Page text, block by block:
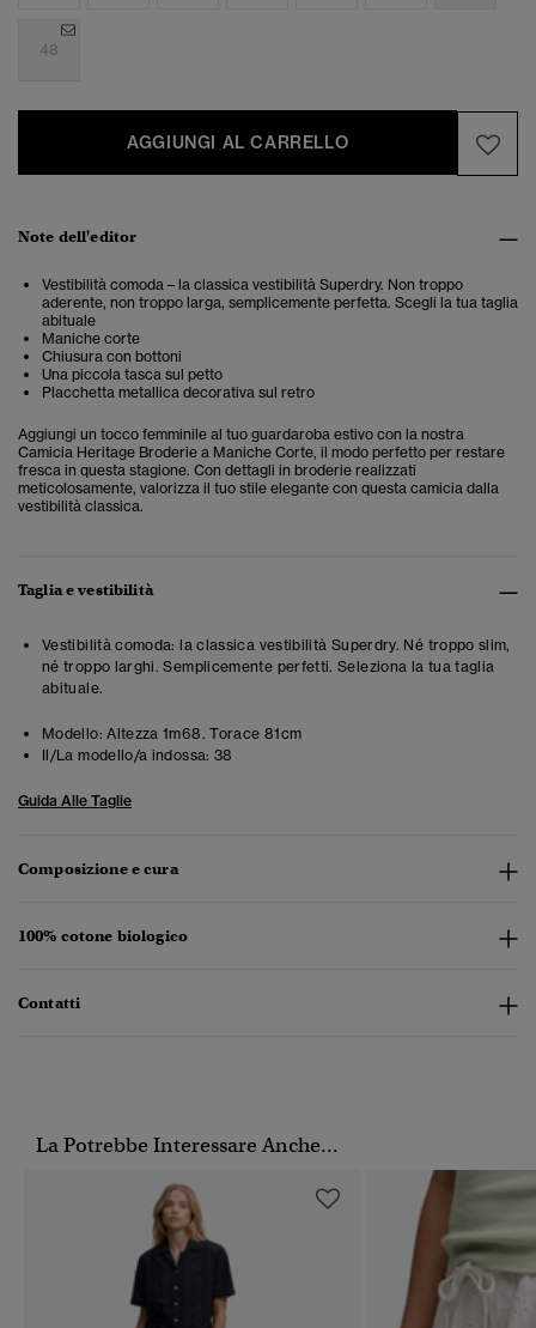
48
AGGIUNGI AL CARRELLO
Note dell'editor
Vestibilità comoda – la classica vestibilità Superdry. Non troppo
aderente, non troppo larga, semplicemente perfetta. Scegli la tua taglia
abituale
Maniche corte
Chiusura con bottoni
Una piccola tasca sul petto
Placchetta metallica decorativa sul retro
Aggiungi un tocco femminile al tuo guardaroba estivo con la nostra
Camicia Heritage Broderie a Maniche Corte, il modo perfetto per restare
fresca in questa stagione. Con dettagli in broderie realizzati
meticolosamente, valorizza il tuo stile elegante con questa camicia dalla
vestibilità classica.
Taglia e vestibilità
Vestibilità comoda: la classica vestibilità Superdry. Né troppo slim,
né troppo larghi. Semplicemente perfetti. Seleziona la tua taglia
abituale.
Modello: Altezza 1m68. Torace 81cm
Il/La modello/a indossa: 38
Guida Alle Taglie
Composizione e cura
100% cotone biologico
Contatti
La Potrebbe Interessare Anche...